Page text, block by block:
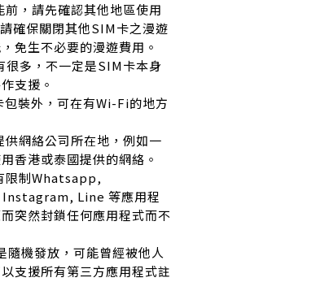
，請先確認其他地區使用
確保關閉其他SIM卡之漫遊
免生不必要的漫遊費用。
多，不一定是SIM卡本身
支援。
裝外，可在有Wi-Fi的地方
網絡公司所在地，例如一
香港或泰國提供的網絡。
限制Whatsapp,
Line 等應用程
突然封鎖任何應用程式而不
機發放，可能曾經被他人
支援所有第三方應用程式註